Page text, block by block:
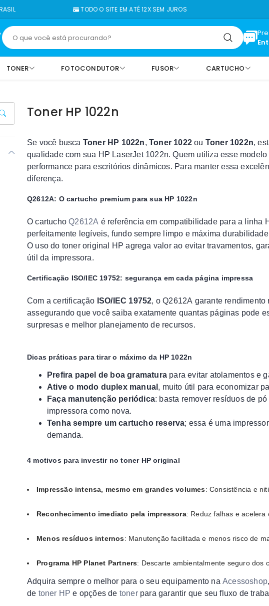
TODO O SITE EM ATÉ 12X SEM JUROS
TONER FOTOCONDUTOR FUSOR CARTUCHO
Toner HP 1022n
Se você busca Toner HP 1022n, Toner 1022ou Toner 1022n,
qualidade com sua HP LaserJet 1022n. Quem utiliza esse
performance para escritórios dinâmicos. Para manter essa
diferença.
Q2612A: O cartucho premium para sua HP 1022n
O cartuchoQ2612A é referência em compatibilidade para a linha
perfeitamente legíveis, fundo sempre limpo e máxima
O uso do toner original HP agrega valor ao evitar travamentos,
útil da impressora.
Certificação ISO/IEC 19752: segurança em cada página impressa
Com a certificação ISO/IEC 19752, o Q2612A garante
assegurando que você saiba exatamente quantas páginas pode
surpresas e melhor planejamento de recursos.
Dicas práticas para tirar o máximo da HP 1022n
Prefira papel de boa gramatura para evitar atolamentos e
Ative o modo duplex manual , muito útil para economizar
Faça manutenção periódica: basta remover resíduos de
impressora como nova.
Tenha sempre um cartucho reserva; essa é uma
demanda.
4 motivos para investir no toner HP original
Impressão intensa, mesmo em grandes volumes: Consistência e
Reconhecimento imediato pela impressora: Reduz falhas e acelera
Menos resíduos internos: Manutenção facilitada e menos risco de
Programa HP Planet Partners: Descarte ambientalmente seguro dos
Adquira sempre o melhor para o seu equipamento na Acessoshop
de toner HP e opções de tonerpara garantir que seu fluxo de